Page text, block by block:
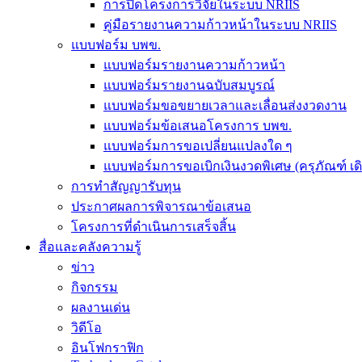
การปิดโครงการวิจัยในระบบ NRIIS
คู่มือรายงานความก้าวหน้าในระบบ NRIIS
แบบฟอร์ม บพข.
แบบฟอร์มรายงานความก้าวหน้า
แบบฟอร์มรายงานฉบับสมบูรณ์
แบบฟอร์มขอขยายเวลาและเลื่อนส่งงวดงาน
แบบฟอร์มข้อเสนอโครงการ บพข.
แบบฟอร์มการขอเปลี่ยนแปลงใด ๆ
แบบฟอร์มการขอเบิกเงินงวดพิเศษ (ครุภัณฑ์ เ
การทำสัญญารับทุน
ประกาศผลการพิจารณาข้อเสนอ
โครงการที่ดำเนินการเสร็จสิ้น
สื่อและคลังความรู้
ข่าว
กิจกรรม
ผลงานเด่น
วิดีโอ
อินโฟกราฟิก